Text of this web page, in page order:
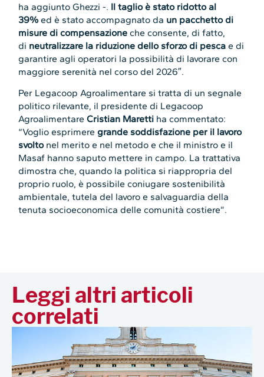
ha aggiunto Ghezzi -. Il taglio è stato ridotto al
39%ed è stato accompagnato da un pacchetto di
misure di compensazioneche consente, di fatto,
di neutralizzare la riduzione dello sforzo di pesca e di
garantire agli operatori la possibilità di lavorare con
maggiore serenità nel corso del 2026″.
Per Legacoop Agroalimentare si tratta di un segnale
politico rilevante, il presidente di Legacoop
AgroalimentareCristian Maretti ha commentato:
“Voglio esprimeregrande soddisfazione per il lavoro
svoltonel merito e nel metodo e che il ministro e il
Masaf hanno saputo mettere in campo. La trattativa
dimostra che, quando la politica si riappropria del
proprio ruolo, è possibile coniugare sostenibilità
ambientale, tutela del lavoro e salvaguardia della
tenuta socioeconomica delle comunità costiere”.
Leggi altri articoli
correlati